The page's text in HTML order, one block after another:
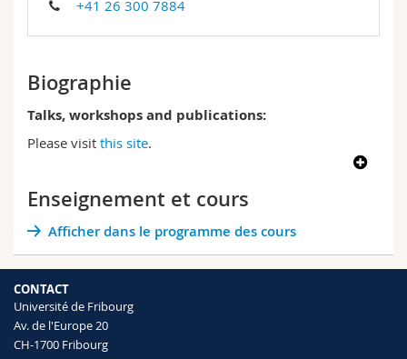
Interfacultaire
Doctorants
Programme des cours
+41 26 300 7884
Biographie
Talks, workshops and publications:
Please visit this site.
Enseignement et cours
Afficher dans le programme des cours
CONTACT
Université de Fribourg
Av. de l'Europe 20
CH-1700 Fribourg